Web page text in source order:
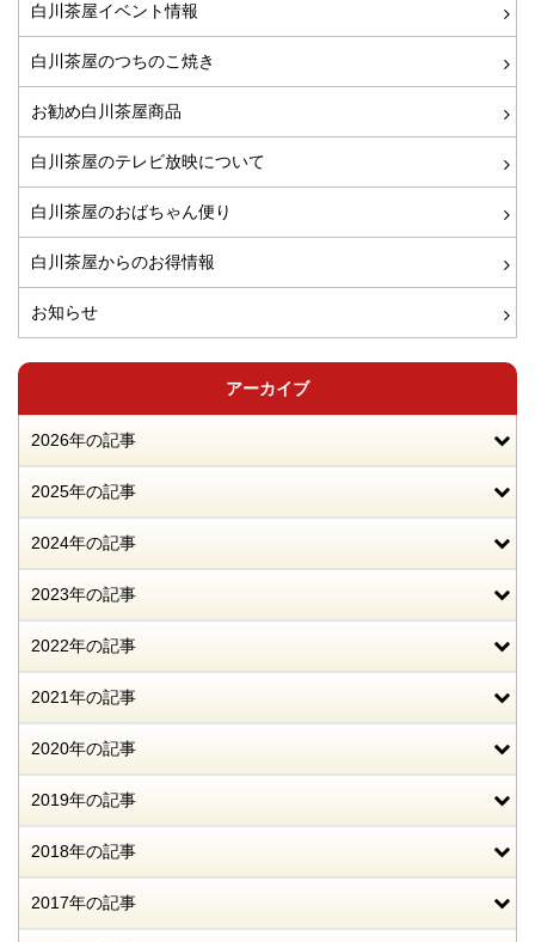
白川茶屋イベント情報
白川茶屋のつちのこ焼き
お勧め白川茶屋商品
白川茶屋のテレビ放映について
白川茶屋のおばちゃん便り
白川茶屋からのお得情報
お知らせ
アーカイブ
2026年の記事
2025年の記事
2024年の記事
2023年の記事
2022年の記事
2021年の記事
2020年の記事
2019年の記事
2018年の記事
2017年の記事